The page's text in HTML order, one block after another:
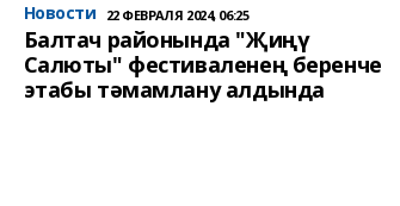
Новости 22 ФЕВРАЛЯ 2024, 06:25
Балтач районында "Җиңү
Салюты" фестиваленең беренче
этабы тәмамлану алдында